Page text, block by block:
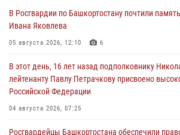
В Росгвардии по Башкортостану почтили
Ивана Яковлева
05 августа 2026, 12:10 6
В этот день, 16 лет назад подполковнику
лейтенанту Павлу Петрачкову присвоено
Российской Федерации
04 августа 2026, 07:25
Росгвардейцы Башкортостана обеспечили